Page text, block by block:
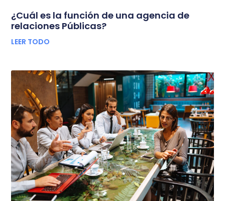
¿Cuál es la función de una agencia de
relaciones Públicas?
LEER TODO